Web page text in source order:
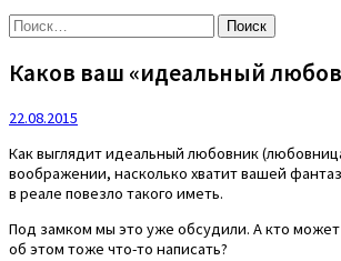
Найти:
Каков ваш «идеальный
22.08.2015
Как выглядит идеальный любовник
воображении, насколько хватит вашей
в реале повезло такого иметь.
Под замком мы это уже обсудили. А кто
об этом тоже что-то написать?